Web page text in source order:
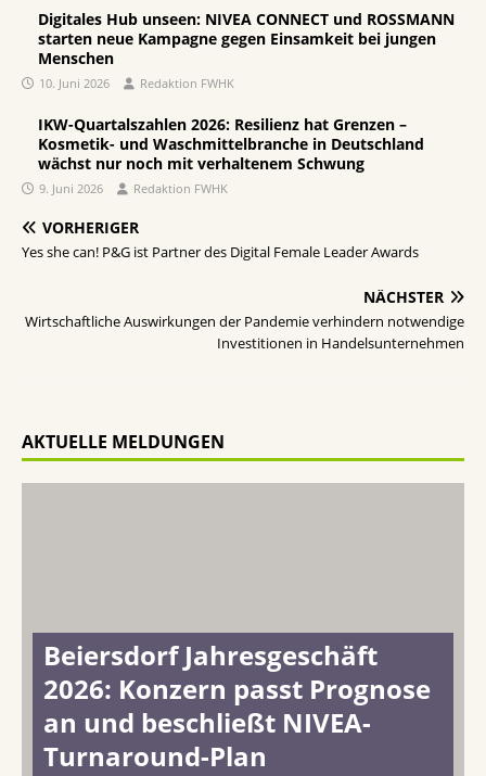
Digitales Hub unseen: NIVEA CONNECT und ROSSMANN
starten neue Kampagne gegen Einsamkeit bei jungen
Menschen
10. Juni 2026 Redaktion FWHK
IKW-Quartalszahlen 2026: Resilienz hat Grenzen –
Kosmetik- und Waschmittelbranche in Deutschland
wächst nur noch mit verhaltenem Schwung
9. Juni 2026 Redaktion FWHK
VORHERIGER
Yes she can! P&G ist Partner des Digital Female Leader Awards
NÄCHSTER
Wirtschaftliche Auswirkungen der Pandemie verhindern notwendige
Investitionen in Handelsunternehmen
AKTUELLE MELDUNGEN
Beiersdorf Jahresgeschäft
2026: Konzern passt Prognose
an und beschließt NIVEA-
Turnaround-Plan